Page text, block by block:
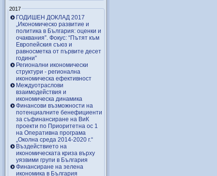
2017
ГОДИШЕН ДОКЛАД 2017
„Икономическо развитие и
политика в България: оценки и
очаквания”. Фокус: “Пътят към
Европейския съюз и
равносметка от първите десет
години”
Регионални икономически
структури - регионална
икономическа ефективност
Междуотраслови
взаимодействия и
икономическа динамика
Финансови възможности на
потенциалните бенефициенти
за съфинансиране на ВиК
проекти по Приоритетна ос 1
на Оперативна програма
„Околна среда 2014-2020 г.“
Въздействието на
икономическата криза върху
уязвими групи в България
Финансиране на зелена
икономика в България